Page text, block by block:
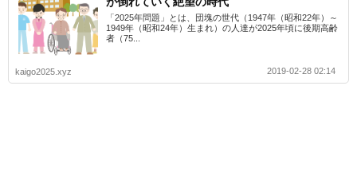
「2025年問題」とは、団塊の世代（1947年（昭和22年）～
1949年（昭和24年）生まれ）の人達が2025年頃に後期高齢
者（75...
kaigo2025.xyz 2019-02-28 02:14